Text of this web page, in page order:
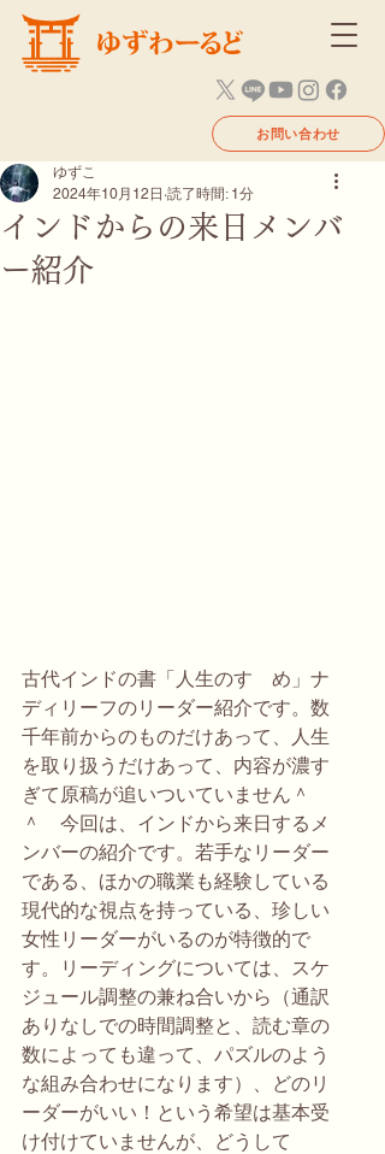
お問い合わせ
インドからの来日メンバ
ー紹介
ゆずこ
2024年10月12日 読了時間: 1分
古代インドの書「人生のすゝめ」ナ
ディリーフのリーダー紹介です。数
千年前からのものだけあって、人生
を取り扱うだけあって、内容が濃す
ぎて原稿が追いついていません＾
＾　今回は、インドから来日するメ
ンバーの紹介です。若手なリーダー
である、ほかの職業も経験している
現代的な視点を持っている、珍しい
女性リーダーがいるのが特徴的で
す。リーディングについては、スケ
ジュール調整の兼ね合いから（通訳
ありなしでの時間調整と、読む章の
数によっても違って、パズルのよう
な組み合わせになります）、どのリ
ーダーがいい！という希望は基本受
け付けていませんが、どうして